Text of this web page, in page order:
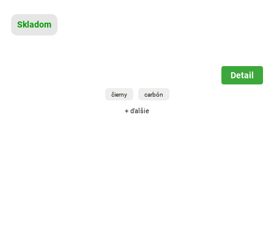
Skladom
Detail
čierny carbón
+ ďalšie